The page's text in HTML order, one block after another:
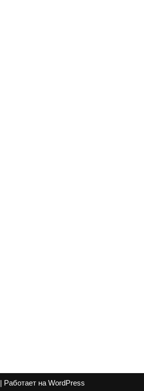
| Работает на WordPress